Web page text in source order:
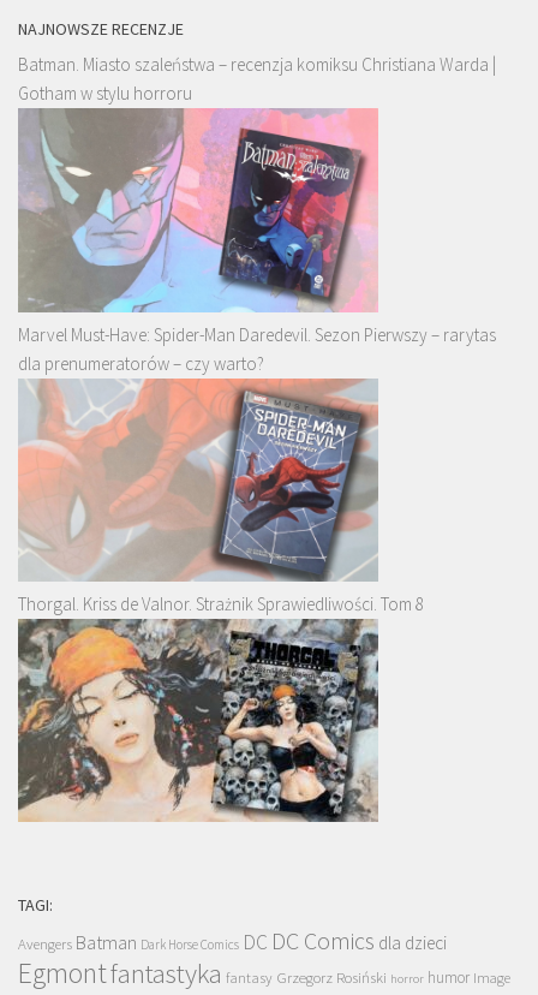
NAJNOWSZE RECENZJE
Batman. Miasto szaleństwa – recenzja komiksu Christiana Warda |
Gotham w stylu horroru
Marvel Must-Have: Spider-Man Daredevil. Sezon Pierwszy – rarytas
dla prenumeratorów – czy warto?
Thorgal. Kriss de Valnor. Strażnik Sprawiedliwości. Tom 8
TAGI:
Avengers Batman Dark Horse Comics DC DC Comics dla dzieci
Egmontfantastyka fantasy Grzegorz Rosiński horror humor Image